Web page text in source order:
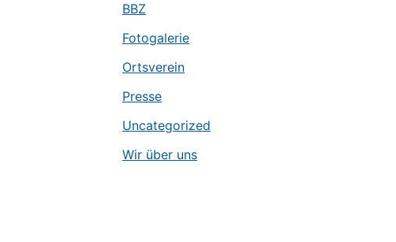
BBZ
Fotogalerie
Ortsverein
Presse
Uncategorized
Wir über uns